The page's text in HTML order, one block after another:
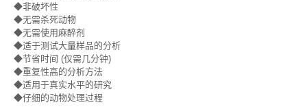
◆非破坏性
◆无需杀死动物
◆无需使用麻醉剂
◆适于测试大量样品的分析
◆节省时间 (仅需几分钟)
◆重复性高的分析方法
◆适用于真实水平的研究
◆仔细的动物处理过程